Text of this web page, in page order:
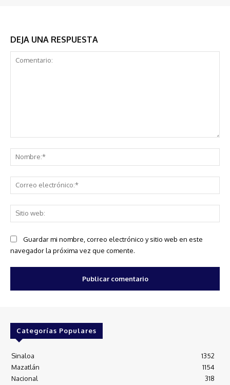
DEJA UNA RESPUESTA
Guardar mi nombre, correo electrónico y sitio web en este
navegador la próxima vez que comente.
Categorías Populares
Sinaloa
1352
Mazatlán
1154
Nacional
318